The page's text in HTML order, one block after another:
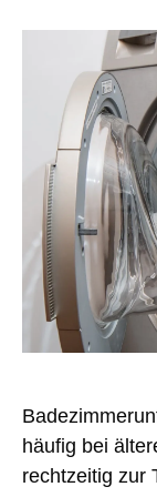
häufig bei
rechtzeitig zur